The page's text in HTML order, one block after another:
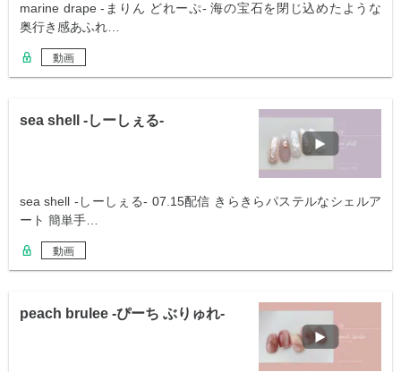
marine drape -まりん どれーぷ- 海の宝石を閉じ込めたような
奥行き感あふれ…
動画
sea shell -しーしぇる-
sea shell -しーしぇる- 07.15配信 きらきらパステルなシェルア
ート 簡単手…
動画
peach brulee -ぴーち ぶりゅれ-